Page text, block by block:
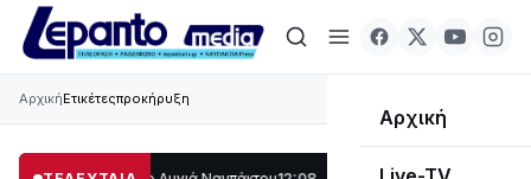
Αρχική
ΑρχικήΕτικέτεςπροκήρυξη